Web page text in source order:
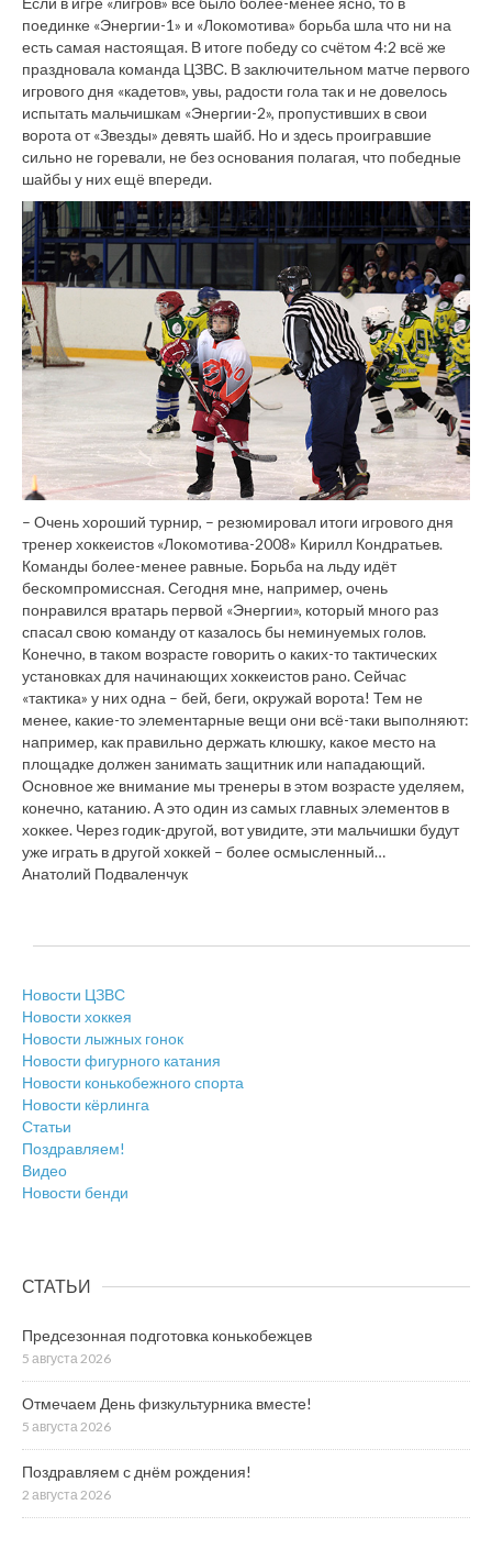
поединке «Энергии-1» и «Локомотива» борьба шла что ни на
есть самая настоящая. В итоге победу со счётом 4:2 всё же
праздновала команда ЦЗВС. В заключительном матче первого
игрового дня «кадетов», увы, радости гола так и не довелось
испытать мальчишкам «Энергии-2», пропустивших в свои
ворота от «Звезды» девять шайб. Но и здесь проигравшие
сильно не горевали, не без основания полагая, что победные
шайбы у них ещё впереди.
– Очень хороший турнир, – резюмировал итоги игрового дня
тренер хоккеистов «Локомотива-2008» Кирилл Кондратьев.
Команды более-менее равные. Борьба на льду идёт
бескомпромиссная. Сегодня мне, например, очень
понравился вратарь первой «Энергии», который много раз
спасал свою команду от казалось бы неминуемых голов.
Конечно, в таком возрасте говорить о каких-то тактических
установках для начинающих хоккеистов рано. Сейчас
«тактика» у них одна – бей, беги, окружай ворота! Тем не
менее, какие-то элементарные вещи они всё-таки выполняют:
например, как правильно держать клюшку, какое место на
площадке должен занимать защитник или нападающий.
Основное же внимание мы тренеры в этом возрасте уделяем,
конечно, катанию. А это один из самых главных элементов в
хоккее. Через годик-другой, вот увидите, эти мальчишки будут
уже играть в другой хоккей – более осмысленный…
Анатолий Подваленчук
Новости ЦЗВС
Новости хоккея
Новости лыжных гонок
Новости фигурного катания
Новости конькобежного спорта
Новости кёрлинга
Статьи
Поздравляем!
Видео
Новости бенди
СТАТЬИ
Предсезонная подготовка конькобежцев
5 августа 2026
Отмечаем День физкультурника вместе!
5 августа 2026
Поздравляем с днём рождения!
2 августа 2026